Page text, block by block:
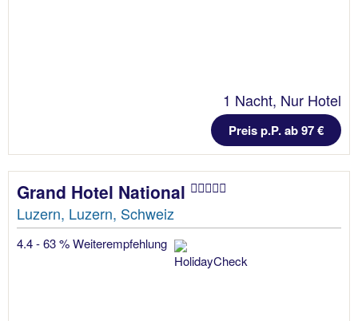
1 Nacht, Nur Hotel
Preis p.P. ab 97 €
Grand Hotel National
Luzern, Luzern, Schweiz
4.4 - 63 % Weiterempfehlung